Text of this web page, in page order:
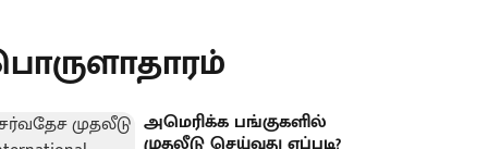
அமெரிக்க பங்குகளில்